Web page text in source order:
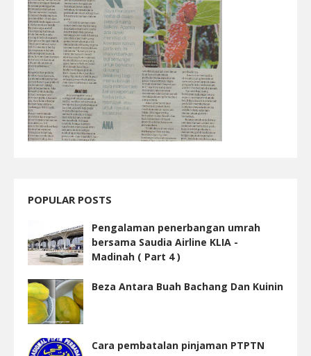
POPULAR POSTS
Pengalaman penerbangan umrah
bersama Saudia Airline KLIA -
Madinah ( Part 4 )
Beza Antara Buah Bachang Dan Kuinin
Cara pembatalan pinjaman PTPTN